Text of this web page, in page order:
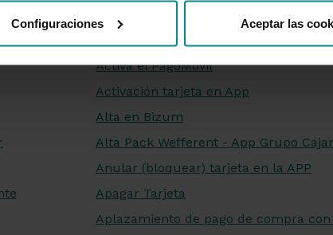
Configuraciones Aceptar las
AYUDA APP GRUPO CAJAMAR
Activa el PagoMóvil
Activación tarjeta en App
Alta en Bizum
Alta Pack Wefferent - App Grupo
Anular (bloquear) tarjeta en la APP
Apagar Tarjeta
Aplazamiento de pago de compra